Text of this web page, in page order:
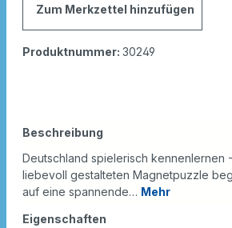
Zum Merkzettel hinzufügen
Produktnummer: 30249
Beschreibung
Deutschland spielerisch kennenlernen
liebevoll gestalteten Magnetpuzzle
auf eine spannende… Mehr
Eigenschaften